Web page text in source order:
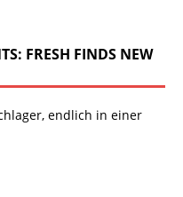
FRESH FINDS NEW
endlich in einer